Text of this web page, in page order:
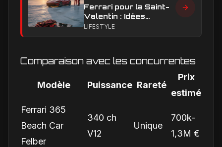
Ferrari pour la Saint-
Valentin : Idées
cadeaux passion et
LIFESTYLE
Comparaison avec les concurrentes
Modèle Puissance Rareté
Prix
estimé
Ferrari 365
Beach Car
Felber
340 ch
V12
Unique
700k-
1,3M €